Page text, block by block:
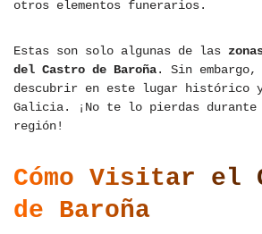
otros elementos funerarios.
Estas son solo algunas de las
del Castro de Baroña. Sin embargo,
descubrir en este lugar histórico
Galicia. ¡No te lo pierdas
región!
Cómo Visitar el
de Baroña